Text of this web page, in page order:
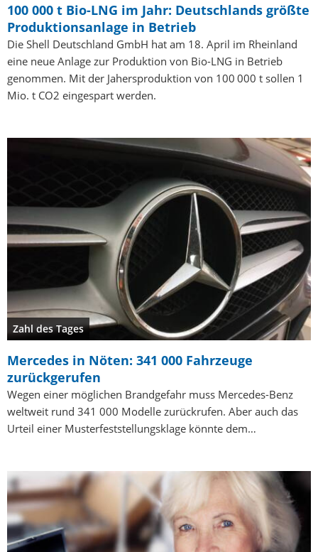
100 000 t Bio-LNG im Jahr: Deutschlands größte
Produktionsanlage in Betrieb
Die Shell Deutschland GmbH hat am 18. April im Rheinland
eine neue Anlage zur Produktion von Bio-LNG in Betrieb
genommen. Mit der Jahersproduktion von 100 000 t sollen 1
Mio. t CO2 eingespart werden.
Zahl des Tages
Mercedes in Nöten: 341 000 Fahrzeuge
zurückgerufen
Wegen einer möglichen Brandgefahr muss Mercedes-Benz
weltweit rund 341 000 Modelle zurückrufen. Aber auch das
Urteil einer Musterfeststellungsklage könnte dem…